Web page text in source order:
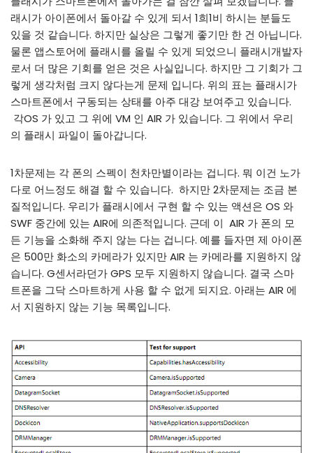
래시가 아이폰에서 돌아갈 수 있게 되서 1희1비 하시는 분들도
있을 것 같습니다. 하지만 실상은 그렇게 좋기만 한 건 아닙니다.
물론 앱스토어에 플래시를 올릴 수 있게 되었으니 플래시개발자
로서 더 많은 기회를 얻은 것은 사실입니다. 하지만 그 기회가 그
렇게 생각처럼 크지 않다는게 문제 입니다. 위의 표는 플래시가
스마트폰에서 구동되는 상태를 아주 대강 보여주고 있습니다.
각OS 가 있고 그 위에 VM 인 AIR 가 있습니다. 그 위에서 우리
의 플래시 파일이 돌아갑니다.
1차문제는 각 폰의 스펙이 천차만별이라는 겁니다. 뭐 이건 노가
다로 어느정도 해결 할 수 있습니다. 하지만 2차문제는 조금 본
질적입니다. 우리가 플래시에서 구현 할 수 있는 액션은 OS 와
SWF 중간에 있는 AIR에 의존적입니다. 근데 이 AIR 가 폰의 모
든 기능을 소화해 주지 않는 다는 겁니다. 예를 들자면 제 아이폰
은 500만 화소의 카메라가 있지만 AIR 는 카메라를 지원하지 않
습니다. G센서라던가 GPS 모두 지원하지 않습니다. 결국 스마
트폰을 그닥 스마트하게 사용 할 수 없게 되지요. 아래는 AIR 에
서 지원하지 않는 기능 목록입니다.